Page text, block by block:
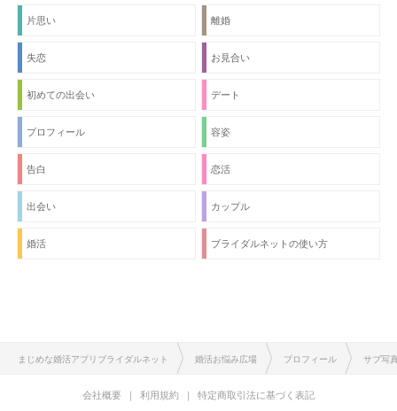
片思い 離婚
失恋 お見合い
初めての出会い デート
プロフィール 容姿
告白 恋活
出会い カップル
婚活 ブライダルネットの使い方
まじめな婚活アプリブライダルネット 婚活お悩み広場 プロフィール サブ写
会社概要 利用規約
特定商取引法に基づく表記